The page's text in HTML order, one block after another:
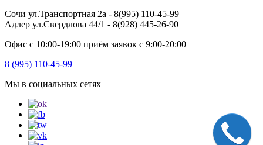
Сочи ул.Транспортная 2а - 8(995) 110-45-99
Адлер ул.Свердлова 44/1 - 8(928) 445-26-90
Офис с 10:00-19:00 приём заявок с 9:00-20:00
8 (995) 110-45-99
Мы в социальных сетях